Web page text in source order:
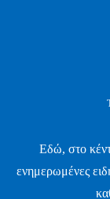
Εδώ, στο
ενημερωμένες